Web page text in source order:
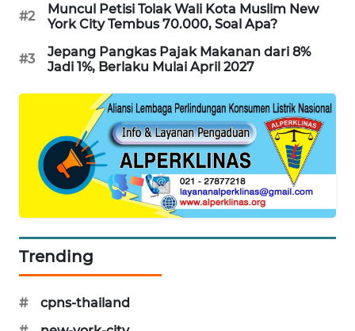
#2
Muncul Petisi Tolak Wali Kota Muslim New
York City Tembus 70.000, Soal Apa?
#3
Jepang Pangkas Pajak Makanan dari 8%
Jadi 1%, Berlaku Mulai April 2027
Trending
#
cpns-thailand
DESA
WISATA
LAPAK
Network
KONSUMEN
LISTRIK
MASYARAKAT
KELISTRIKAN
WALINKI